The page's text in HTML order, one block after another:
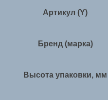
Артикул (Y)
Бренд (марка)
Высота упаковки, мм